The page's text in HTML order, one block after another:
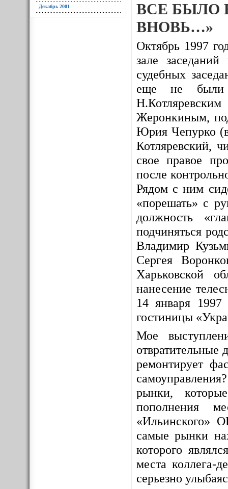
Декабрь 2001
ВСЕ БЫЛО
ВНОВЬ…»
Октябрь 1997
зале
судебных
еще не были
Жеронкиным,
Юрия Чепурко
Котляревский,
свое правое
после
Рядом с ним
«порешать» с
должность
подчиняться
Владимир
Сергея
Харьковской
нанесение
14 января
гостиницы
Мое
отвратительные
ремонтирует
рынки,
пополнения
«Ильинского»
самые рынки
которого
места коллега-
серьезно